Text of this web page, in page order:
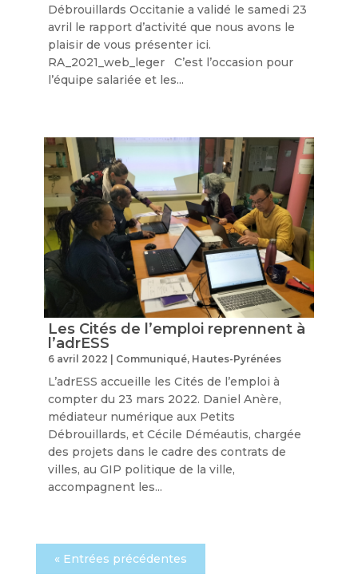
Débrouillards Occitanie a validé le samedi 23
avril le rapport d’activité que nous avons le
plaisir de vous présenter ici.
RA_2021_web_leger C’est l’occasion pour
l’équipe salariée et les...
Les Cités de l’emploi reprennent à
l’adrESS
6 avril 2022 | Communiqué, Hautes-Pyrénées
L’adrESS accueille les Cités de l’emploi à
compter du 23 mars 2022. Daniel Anère,
médiateur numérique aux Petits
Débrouillards, et Cécile Déméautis, chargée
des projets dans le cadre des contrats de
villes, au GIP politique de la ville,
accompagnent les...
« Entrées précédentes